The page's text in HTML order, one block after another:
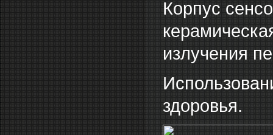
Корпус
излучения
здоровья.